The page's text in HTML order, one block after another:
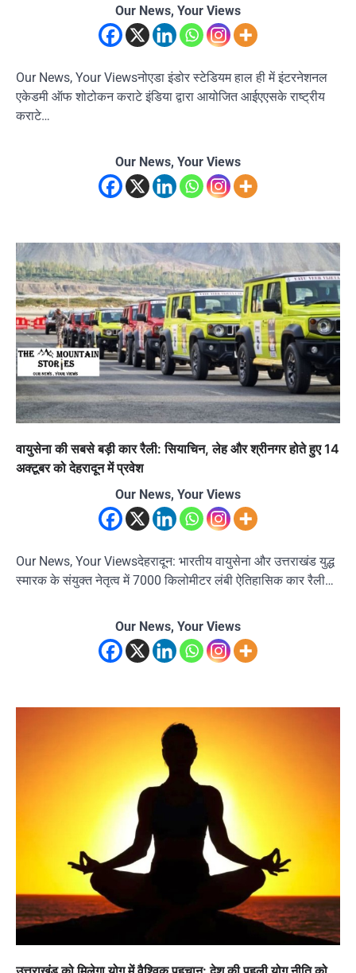
Our News, Your Views
Our News, Your Viewsनोएडा इंडोर स्टेडियम हाल ही में इंटरनेशनल
एकेडमी ऑफ शोटोकन कराटे इंडिया द्वारा आयोजित आईएएसके राष्ट्रीय
कराटे…
Our News, Your Views
वायुसेना की सबसे बड़ी कार रैली: सियाचिन, लेह और श्रीनगर होते हुए 14
अक्टूबर को देहरादून में प्रवेश
Our News, Your Views
Our News, Your Viewsदेहरादून: भारतीय वायुसेना और उत्तराखंड युद्ध
स्मारक के संयुक्त नेतृत्व में 7000 किलोमीटर लंबी ऐतिहासिक कार रैली…
Our News, Your Views